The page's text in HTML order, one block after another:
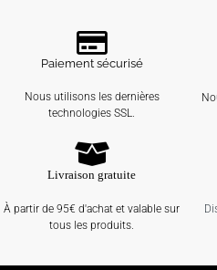
Paiement sécurisé
Nous utilisons les dernières
technologies SSL.
Livraison gratuite
À partir de 95€ d'achat et valable sur
tous les produits.